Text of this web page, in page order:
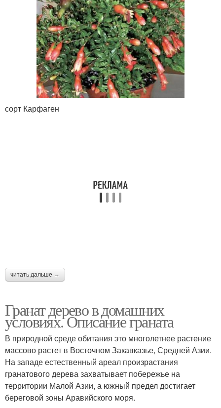
сорт Карфаген
читать дальше →
Гранат дерево в домашних
условиях. Описание граната
В природной среде обитания это многолетнее растение
массово растет в Восточном Закавказье, Средней Азии.
На западе естественный ареал произрастания
гранатового дерева захватывает побережье на
территории Малой Азии, а южный предел достигает
береговой зоны Аравийского моря.